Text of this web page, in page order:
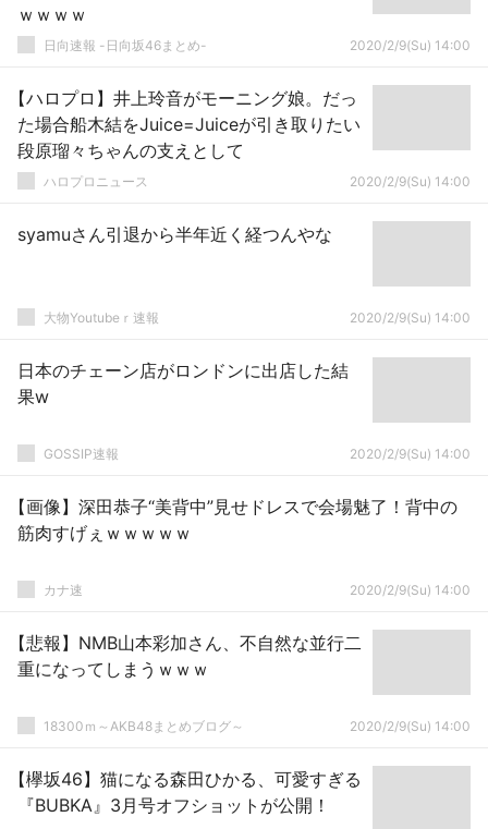
ｗｗｗｗ
日向速報 -日向坂46まとめ- 2020/2/9(Su) 14:00
【ハロプロ】井上玲音がモーニング娘。だっ
た場合船木結をJuice=Juiceが引き取りたい
段原瑠々ちゃんの支えとして
ハロプロニュース 2020/2/9(Su) 14:00
syamuさん引退から半年近く経つんやな
大物Youtubeｒ速報 2020/2/9(Su) 14:00
日本のチェーン店がロンドンに出店した結
果w
GOSSIP速報 2020/2/9(Su) 14:00
【画像】深田恭子“美背中”見せドレスで会場魅了！背中の
筋肉すげぇｗｗｗｗｗ
カナ速 2020/2/9(Su) 14:00
【悲報】NMB山本彩加さん、不自然な並行二
重になってしまうｗｗｗ
18300ｍ～AKB48まとめブログ～ 2020/2/9(Su) 14:00
【欅坂46】猫になる森田ひかる、可愛すぎる
『BUBKA』3月号オフショットが公開！